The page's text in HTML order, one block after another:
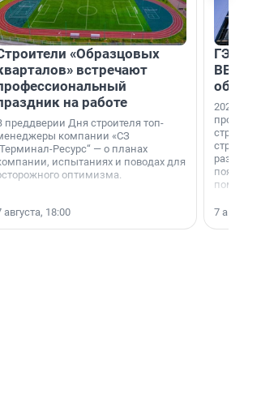
«Образцовых
встречают
на работе
преддверии Дня строителя топ-
компании «СЗ
Ресурс“ — о планах
испытаниях и поводах для
оптимизма.
августа, 18:00
ГЭС,
ВВП: в
об
2026-й —
раз. В
7